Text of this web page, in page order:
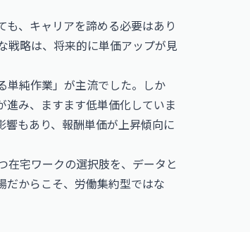
、キャリアを諦める必要はあり
戦略は、将来的に単価アップが見
単純作業」が主流でした。しか
進み、ますます低単価化していま
もあり、報酬単価が上昇傾向に
在宅ワークの選択肢を、データと
だからこそ、労働集約型ではな